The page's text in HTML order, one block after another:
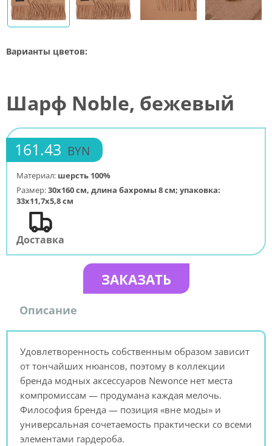
Варианты цветов:
Шарф Noble, бежевый
161.43 BYN
Материал: шерсть 100%
Размер:30х160 см, длина бахромы 8 см; упаковка:
33х11,7х5,8 см
Доставка
ЗАКАЗАТЬ
Описание
Удовлетворенность собственным образом зависит
от тончайших нюансов, поэтому в коллекции
бренда модных аксессуаров Newonce нет места
компромиссам — продумана каждая мелочь.
Философия бренда — позиция «вне моды» и
универсальная сочетаемость практически со всеми
элементами гардероба.